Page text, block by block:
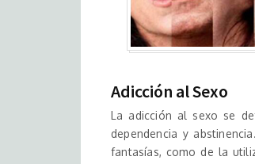
Adicción al Sexo
La adicción al sexo se
dependencia y
fantasías, como de la